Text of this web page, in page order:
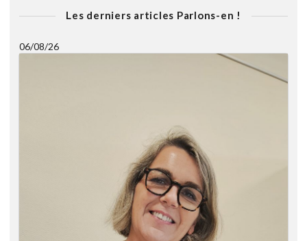
Les derniers articles Parlons-en !
06/08/26